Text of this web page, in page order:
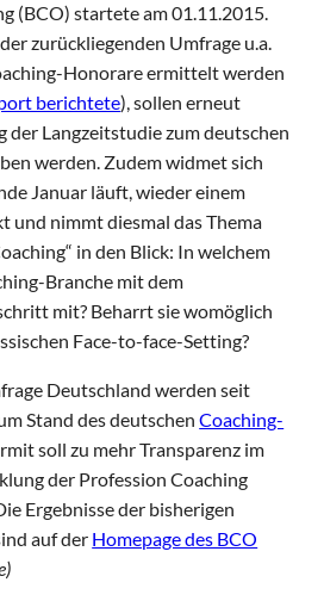
(BCO) startete am 01.11.2015.
zurückliegenden Umfrage u.a.
Honorare ermittelt werden
berichtete), sollen erneut
der Langzeitstudie zum deutschen
werden. Zudem widmet sich
Januar läuft, wieder einem
und nimmt diesmal das Thema
in den Blick: In welchem
Branche mit dem
mit? Beharrt sie womöglich
Face-to-face-Setting?
Deutschland werden seit
Stand des deutschenCoaching-
soll zu mehr Transparenz im
der Profession Coaching
Ergebnisse der bisherigen
auf der Homepage des BCO